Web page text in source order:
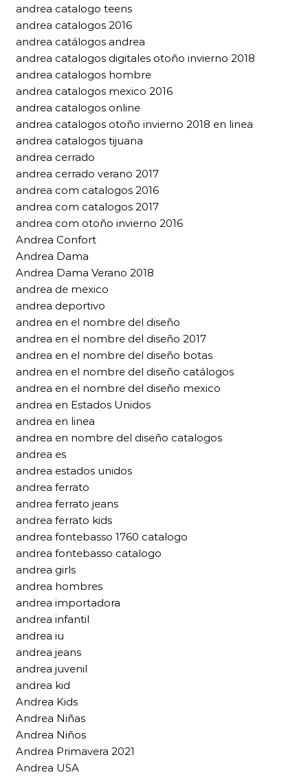
andrea catalogo teens
andrea catalogos 2016
andrea catálogos andrea
andrea catalogos digitales otoño invierno 2018
andrea catalogos hombre
andrea catalogos mexico 2016
andrea catalogos online
andrea catalogos otoño invierno 2018 en linea
andrea catalogos tijuana
andrea cerrado
andrea cerrado verano 2017
andrea com catalogos 2016
andrea com catalogos 2017
andrea com otoño invierno 2016
Andrea Confort
Andrea Dama
Andrea Dama Verano 2018
andrea de mexico
andrea deportivo
andrea en el nombre del diseño
andrea en el nombre del diseño 2017
andrea en el nombre del diseño botas
andrea en el nombre del diseño catálogos
andrea en el nombre del diseño mexico
andrea en Estados Unidos
andrea en linea
andrea en nombre del diseño catalogos
andrea es
andrea estados unidos
andrea ferrato
andrea ferrato jeans
andrea ferrato kids
andrea fontebasso 1760 catalogo
andrea fontebasso catalogo
andrea girls
andrea hombres
andrea importadora
andrea infantil
andrea iu
andrea jeans
andrea juvenil
andrea kid
Andrea Kids
Andrea Niñas
Andrea Niños
Andrea Primavera 2021
Andrea USA